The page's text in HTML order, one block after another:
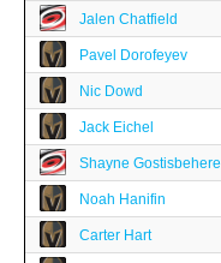
Jalen Chatfield
Pavel Dorofeyev
Nic Dowd
Jack Eichel
Shayne Gostisbehere
Noah Hanifin
Carter Hart